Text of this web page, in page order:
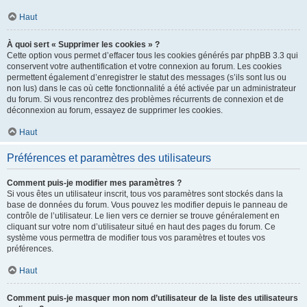
Haut
À quoi sert « Supprimer les cookies » ?
Cette option vous permet d’effacer tous les cookies générés par phpBB 3.3 qui
conservent votre authentification et votre connexion au forum. Les cookies
permettent également d’enregistrer le statut des messages (s’ils sont lus ou
non lus) dans le cas où cette fonctionnalité a été activée par un administrateur
du forum. Si vous rencontrez des problèmes récurrents de connexion et de
déconnexion au forum, essayez de supprimer les cookies.
Haut
Préférences et paramètres des utilisateurs
Comment puis-je modifier mes paramètres ?
Si vous êtes un utilisateur inscrit, tous vos paramètres sont stockés dans la
base de données du forum. Vous pouvez les modifier depuis le panneau de
contrôle de l’utilisateur. Le lien vers ce dernier se trouve généralement en
cliquant sur votre nom d’utilisateur situé en haut des pages du forum. Ce
système vous permettra de modifier tous vos paramètres et toutes vos
préférences.
Haut
Comment puis-je masquer mon nom d’utilisateur de la liste des utilisateurs